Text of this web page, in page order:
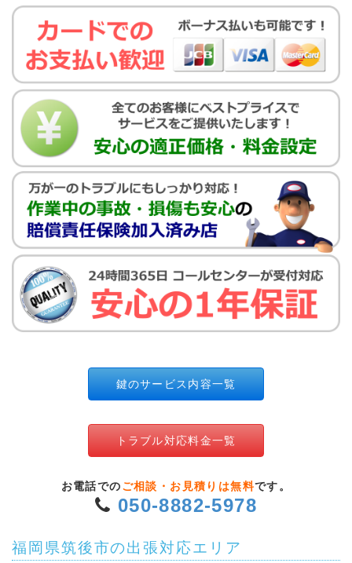
鍵のサービス内容一覧
トラブル対応料金一覧
お電話での ご相談・お見積りは無料です。
050-8882-5978
福岡県筑後市の出張対応エリア